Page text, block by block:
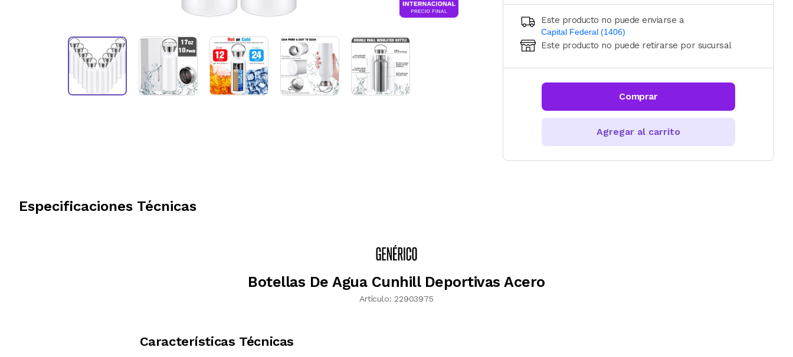
Este producto no puede enviarse a
Capital Federal (1406)
Ingresá código postal (sólo números)
CALCULAR
Este producto no puede retirarse por sucursal
Comprar
Agregar al carrito
Especificaciones Técnicas
Botellas De Agua Cunhill Deportivas Acero
Artículo: 22903975
Características Técnicas